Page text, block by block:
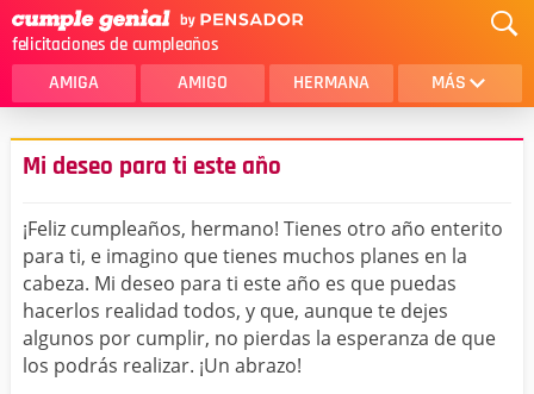
felicitaciones de cumpleaños
AMIGA AMIGO HERMANA MÁS
MAMA
AMOR
SOBRINA
HIJA
HERMANO
HIJO
NOVIA
ESPOSO
PAPA
Mi deseo para ti este año
¡Feliz cumpleaños, hermano! Tienes otro año enterito
para ti, e imagino que tienes muchos planes en la
cabeza. Mi deseo para ti este año es que puedas
hacerlos realidad todos, y que, aunque te dejes
algunos por cumplir, no pierdas la esperanza de que
los podrás realizar. ¡Un abrazo!